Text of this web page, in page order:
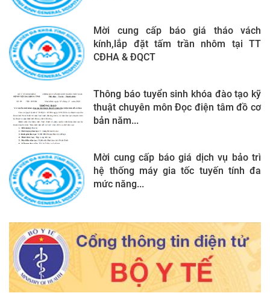
Mời cung cấp báo giá tháo vách
kính,lắp đặt tấm trần nhôm tại TT
CĐHA & ĐQCT
Thông báo tuyển sinh khóa đào tạo kỹ
thuật chuyên môn Đọc điện tâm đồ cơ
bản năm...
Mời cung cấp báo giá dịch vụ bảo trì
hệ thống máy gia tốc tuyến tính đa
mức năng...